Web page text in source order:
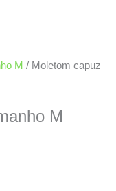
M / Moletom capuz
M